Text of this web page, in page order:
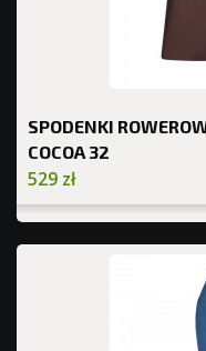
SPODENKI
COCOA 32
529 zł